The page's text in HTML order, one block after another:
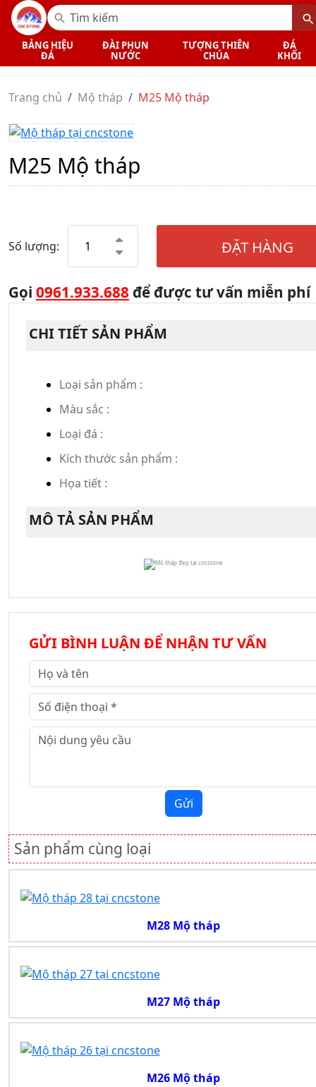
BẢNG HIỆU
ĐÁ
ĐÀI PHUN
NƯỚC
TƯỢNG THIÊN
CHÚA
ĐÁ
KHỐI
Trang chủ Mộ tháp M25 Mộ tháp
M25 Mộ tháp
Số lượng: ĐẶT HÀNG
Gọi 0961.933.688 để được tư vấn miễn phí
CHI TIẾT SẢN PHẨM
Loại sản phẩm :
Màu sắc :
Loại đá :
Kích thước sản phẩm :
Họa tiết :
MÔ TẢ SẢN PHẨM
GỬI BÌNH LUẬN ĐỂ NHẬN TƯ VẤN
Gửi
Sản phẩm cùng loại
M28 Mộ tháp
M27 Mộ tháp
M26 Mộ tháp